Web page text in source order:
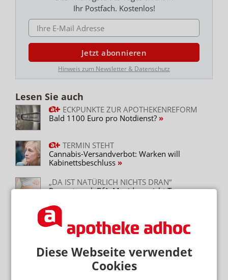
Diese Webseite verwendet
Cookies
Ihr Postfach. Kostenlos!
E-MAIL ADRESSE
Jetzt abonnieren
Hinweis zum Newsletter & Datenschutz
Lesen Sie auch
ECKPUNKTE ZUR APOTHEKENREFORM
Bald 1100 Euro pro Notdienst?
TERMIN STEHT
Cannabis-Versandverbot: Warken will
Kabinettsbeschluss
„DA IST NATÜRLICH NICHTS DRAN“
Paracetamol: BfArM widerspricht Trump
VOR DEM VERPFLICHTENDEN START
ePA: Jede fünfte Praxis nicht bereit
SYSTEMZENTRALE FRAGT ZWEIMAL AN
Easy will Filialleiterin in Nachbar-Apotheke